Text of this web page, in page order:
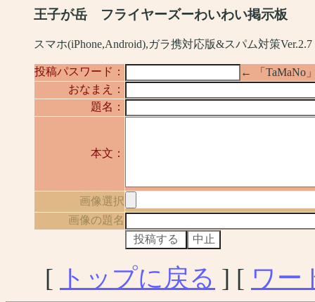
王子が岳 フライヤーズーわいわい掲示板
スマホ(iPhone,Android),ガラ携対応版&スパム対策Ver.2.7
投稿パスワード：
← 「TaMaNo
おなまえ：
題名：
本文：
画像選択
画像の題名
[ トップに戻る ] [ ワー